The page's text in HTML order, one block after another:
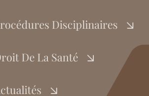
Disciplinaires
De La Santé